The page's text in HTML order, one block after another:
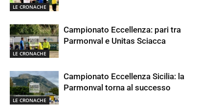
LE CRONACHE
LE CRONACHE
Campionato Eccellenza: pari tra
Parmonval e Unitas Sciacca
LE CRONACHE
Campionato Eccellenza Sicilia: la
Parmonval torna al successo